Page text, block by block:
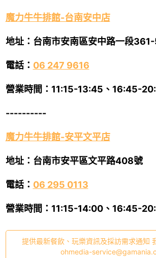
魔力牛牛排館-台南安中店
地址：台南市安南區安中路一段
電話： 06 247 9616
營業時間：11:15-13:45、16:45-
----------
魔力牛牛排館-安平文平店
地址：台南市安平區文平路408號
電話： 06 295 0113
營業時間：11:15-14:00、16:45-
提供最新餐飲、玩樂資訊及採訪需求通知
ohmedia-